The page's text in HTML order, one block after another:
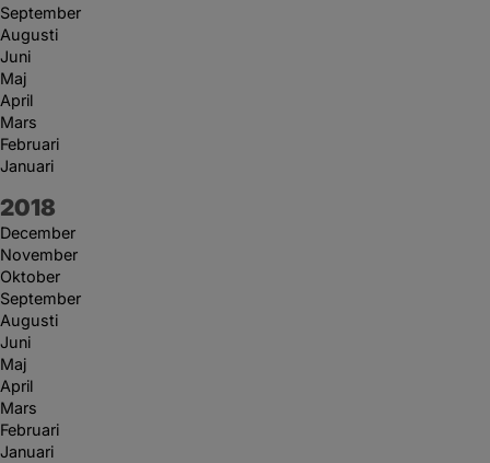
September
Augusti
Juni
Maj
April
Mars
Februari
Januari
År:
2018
December
November
Oktober
September
Augusti
Juni
Maj
April
Mars
Februari
Januari